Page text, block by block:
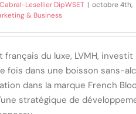
Lesellier DipWSET | octobre 4th,
& Business
français du luxe, LVMH, investit
fois dans une boisson sans-
dans la marque French
stratégique de